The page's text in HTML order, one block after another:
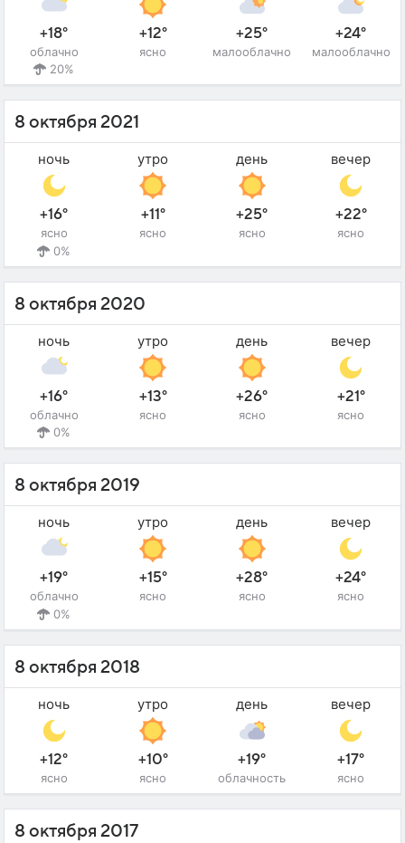
+18°
облачно
20%
+12°
ясно
+25°
малооблачно
+24°
малооблачно
8 октября 2021
ночь
+16°
ясно
0%
утро
+11°
ясно
день
+25°
ясно
вечер
+22°
ясно
8 октября 2020
ночь
+16°
облачно
0%
утро
+13°
ясно
день
+26°
ясно
вечер
+21°
ясно
8 октября 2019
ночь
+19°
облачно
0%
утро
+15°
ясно
день
+28°
ясно
вечер
+24°
ясно
8 октября 2018
ночь
+12°
ясно
утро
+10°
ясно
день
+19°
облачность
вечер
+17°
ясно
8 октября 2017